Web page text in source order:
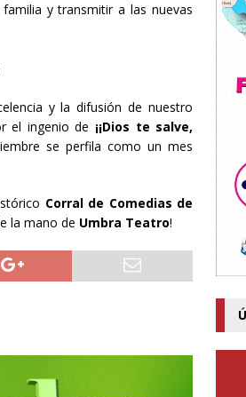
y transmitir a las nuevas
y la difusión de nuestro
el ingenio de ¡¡Dios te salve,
se perfila como un mes
Corral de Comedias de
la mano de Umbra Teatro!